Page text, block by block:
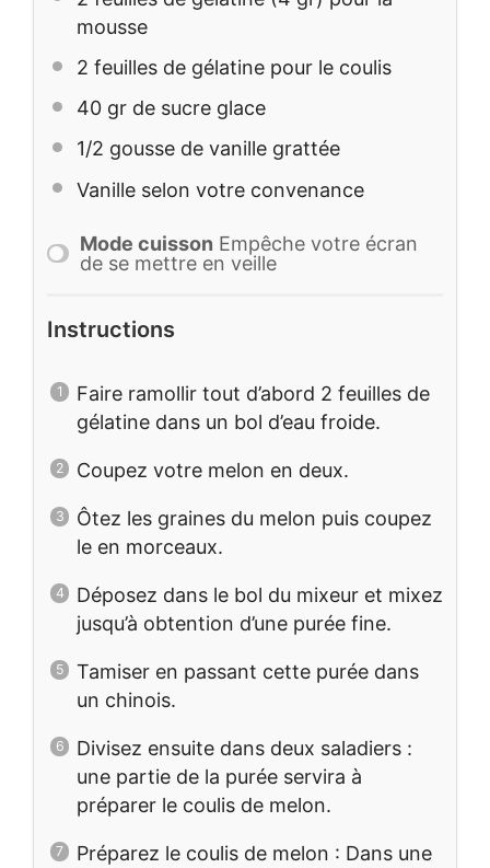
mousse
2 feuilles de gélatine pour le coulis
40 gr de sucre glace
1/2 gousse de vanille grattée
Vanille selon votre convenance
Mode cuisson Empêche votre écran
de se mettre en veille
Instructions
Faire ramollir tout d’abord 2 feuilles de
gélatine dans un bol d’eau froide.
Coupez votre melon en deux.
Ôtez les graines du melon puis coupez
le en morceaux.
Déposez dans le bol du mixeur et mixez
jusqu’à obtention d’une purée fine.
Tamiser en passant cette purée dans
un chinois.
Divisez ensuite dans deux saladiers :
une partie de la purée servira à
préparer le coulis de melon.
Préparez le coulis de melon : Dans une